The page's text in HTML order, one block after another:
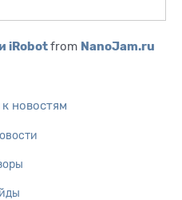
iRobotfrom NanoJam.ru
к новостям